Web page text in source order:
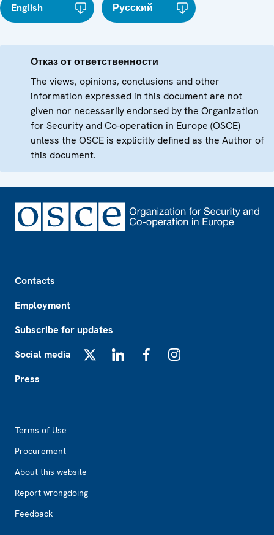
English Русский
Отказ от ответственности
The views, opinions, conclusions and other
information expressed in this document are not
given nor necessarily endorsed by the Organization
for Security and Co-operation in Europe (OSCE)
unless the OSCE is explicitly defined as the Author of
this document.
Contacts
Employment
Subscribe for updates
Social media
Press
Terms of Use
Procurement
About this website
Report wrongdoing
Feedback